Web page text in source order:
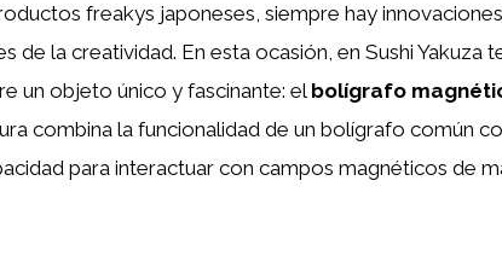
freakys japoneses, siempre hay
de la creatividad. En esta ocasión, en Sushi Yakuza
un objeto único y fascinante: elbolígrafo
combina la funcionalidad de un bolígrafo común
para interactuar con campos magnéticos de